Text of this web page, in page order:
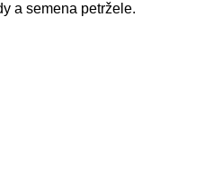
a semena petržele.